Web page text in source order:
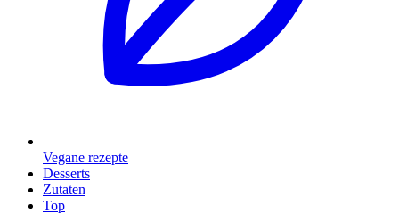
Vegane rezepte
Desserts
Zutaten
Top